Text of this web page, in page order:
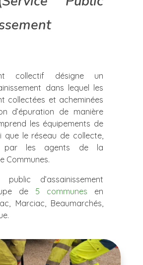
Jeunesse / Affaires
Tourisme-Sport
Assainissement
d’Accessibilité
Humaines
/ Aménagement /
intercommunal : le dossier
PLUi Bastides et Vallons du
du registre dématérialisé de
collectif désigne un
dans lequel les
collectées et acheminées
d’épuration de manière
les équipements de
que le réseau de collecte,
les agents de la
Communes.
d’assainissement
de 5 communes en
Marciac, Beaumarchés,